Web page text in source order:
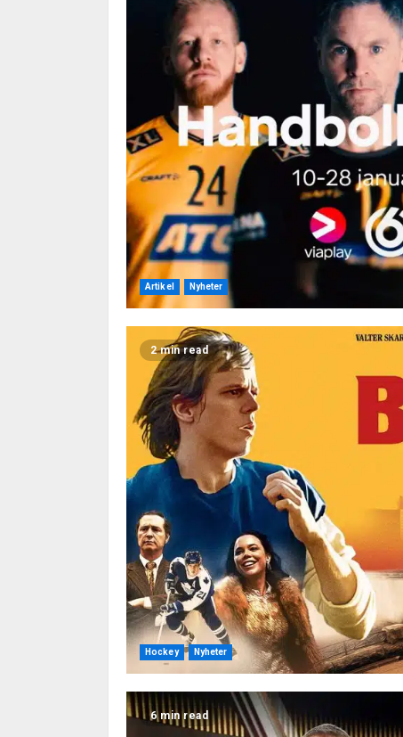
Artikel Nyheter
2 min read
Hockey Nyheter
6 min read